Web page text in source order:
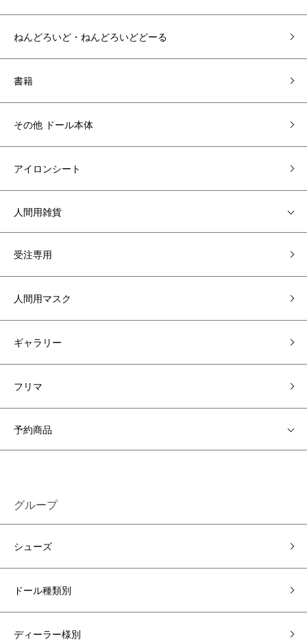
ねんどろいど・ねんどろいどどーる
書籍
その他 ドール本体
アイロンシート
人間用雑貨
受注専用
人間用マスク
ギャラリー
フリマ
予約商品
グループ
シューズ
ドール種類別
ディーラー様別